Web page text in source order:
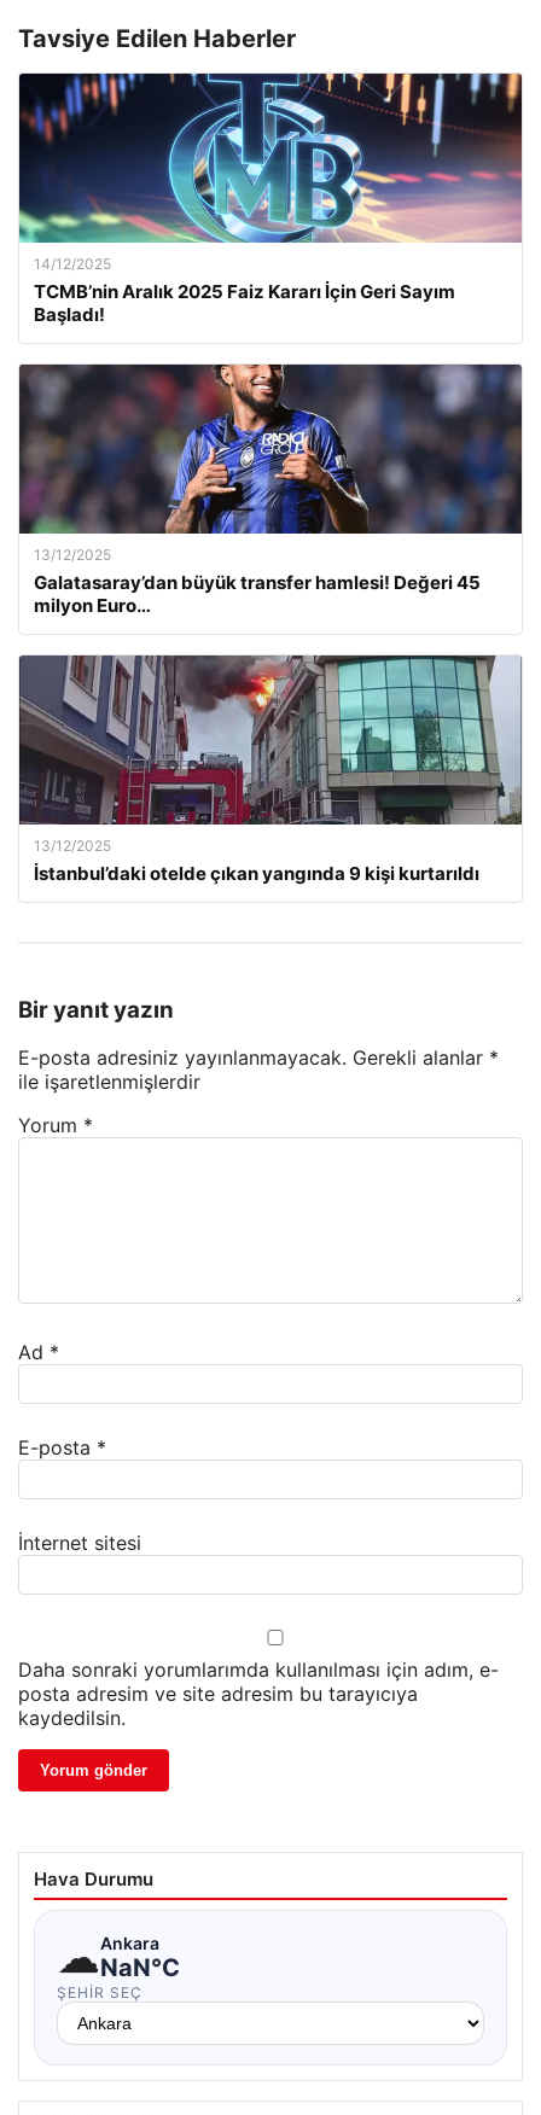
Tavsiye Edilen Haberler
14/12/2025
TCMB’nin Aralık 2025 Faiz Kararı İçin Geri Sayım
Başladı!
13/12/2025
Galatasaray’dan büyük transfer hamlesi! Değeri 45
milyon Euro…
13/12/2025
İstanbul’daki otelde çıkan yangında 9 kişi kurtarıldı
Bir yanıt yazın
E-posta adresiniz yayınlanmayacak. Gerekli alanlar *
ile işaretlenmişlerdir
Yorum *
Ad *
E-posta *
İnternet sitesi
Daha sonraki yorumlarımda kullanılması için adım, e-
posta adresim ve site adresim bu tarayıcıya
kaydedilsin.
Hava Durumu
☁Ankara
NaN°C
ŞEHIR SEÇ